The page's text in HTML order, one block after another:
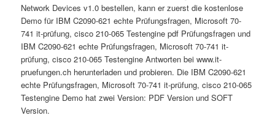
Network Devices v1.0 bestellen, kann er zuerst die kostenlose
Demo für IBM C2090-621 echte Prüfungsfragen, Microsoft 70-
741 it-prüfung, cisco 210-065 Testengine pdf Prüfungsfragen und
IBM C2090-621 echte Prüfungsfragen, Microsoft 70-741 it-
prüfung, cisco 210-065 Testengine Antworten bei www.it-
pruefungen.ch herunterladen und probieren. Die IBM C2090-621
echte Prüfungsfragen, Microsoft 70-741 it-prüfung, cisco 210-065
Testengine Demo hat zwei Version: PDF Version und SOFT
Version.